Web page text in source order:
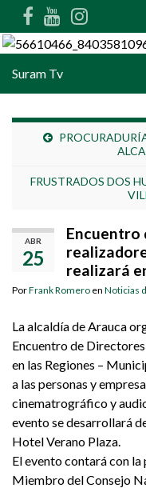
Search for:
Suram Tv
FRUSTRADOS DOS
ABR
25
Encuentro
realizará
PorFrank Romero en Noticias
La alcaldía de Arauca
Encuentro de
en las Regiones –
a las personas y
cinematrográfico y
evento se desarrollará
Hotel Verano Plaza.
El evento contará con
Miembro del Consejo